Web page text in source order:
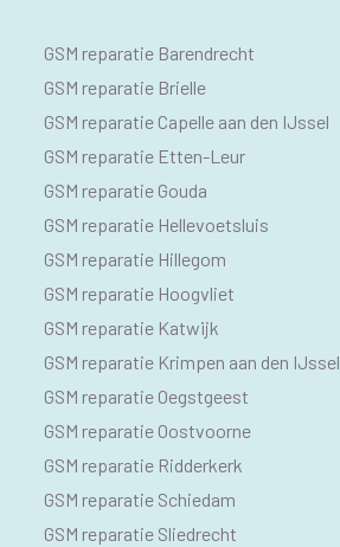
SEO
GSM
GSM reparatie Barendrecht
GSM reparatie Brielle
GSM reparatie Capelle aan den IJssel
GSM reparatie Etten-Leur
GSM reparatie Gouda
GSM reparatie Hellevoetsluis
GSM reparatie Hillegom
GSM reparatie Hoogvliet
GSM reparatie Katwijk
GSM reparatie Krimpen aan den IJssel
GSM reparatie Oegstgeest
GSM reparatie Oostvoorne
GSM reparatie Ridderkerk
GSM reparatie Schiedam
GSM reparatie Sliedrecht